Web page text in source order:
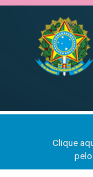
Clique